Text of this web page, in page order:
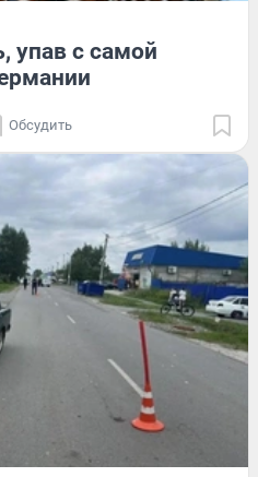
упав с самой
Обсудить